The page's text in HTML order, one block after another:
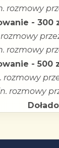
rozmowy
- 300
rozmowy
rozmowy
- 500
rozmowy
rozmowy